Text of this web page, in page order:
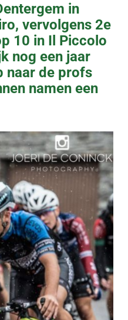
in
vervolgens 2e
10 in Il Piccolo
nog een jaar
naar de profs
namen een